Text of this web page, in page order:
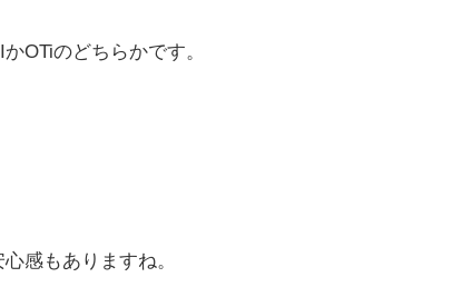
OTiのどちらかです。
感もありますね。